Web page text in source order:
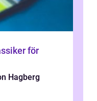
för
Hagberg